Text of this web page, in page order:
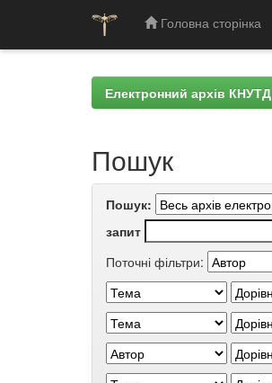
Головна сторінка
Електронний архів КНУТД
Пошук
Пошук:
запит
Поточні фільтри: